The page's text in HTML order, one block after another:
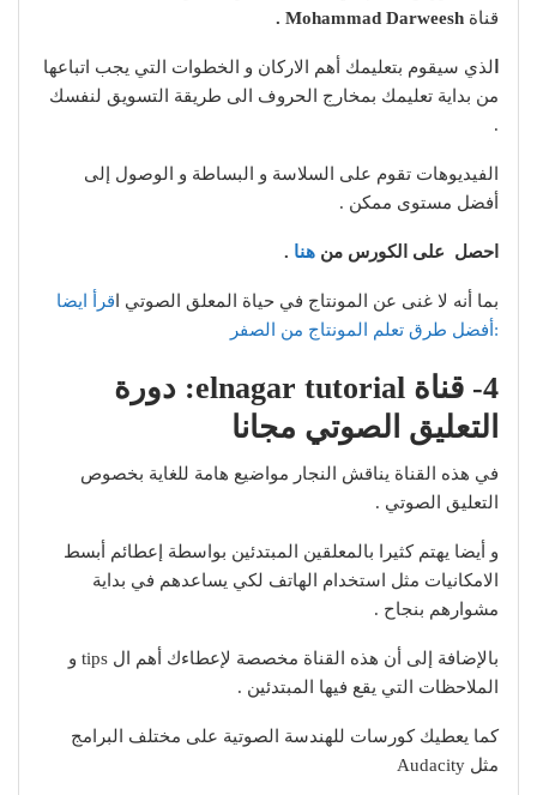
قناة
لذي سيقوم بتعليمك أهم الاركان و الخطوات التي يجب اتباعها
من بداية تعليمك بمخارج الحروف الى طريقة التسويق لنفسك
.
الفيديوهات تقوم على السلاسة و البساطة و الوصول إلى
أفضل مستوى ممكن .
احصل على الكورس من هنا .
بما أنه لا غنى عن المونتاج في حياة المعلق الصوتي ا قرأ ايضا
:أفضل طرق تعلم المونتاج من الصفر
4- قناة elnagar tutorial: دورة
التعليق الصوتي مجانا
في هذه القناة يناقش النجار مواضيع هامة للغاية بخصوص
التعليق الصوتي .
و أيضا يهتم كثيرا بالمعلقين المبتدئين بواسطة إعطائم أبسط
الامكانيات مثل استخدام الهاتف لكي يساعدهم في بداية
مشوارهم بنجاح .
بالإضافة إلى أن هذه القناة مخصصة لإعطاءك أهم ال tips و
الملاحظات التي يقع فيها المبتدئين .
كما يعطيك كورسات للهندسة الصوتية على مختلف البرامج
مثل Audacity